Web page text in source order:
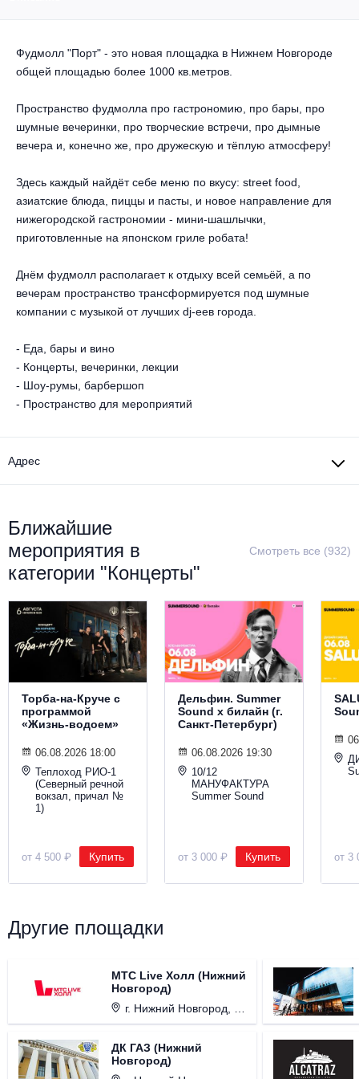
Альтернатива
Круиз Фест
Джаз и блюз
Рок
Металл
Комедия
Балет
Драма
Спектакль
Детский спектакль
Детское шоу
Фудмолл "Порт" - это новая площадка в Нижнем Новгороде
общей площадью более 1000 кв.метров.
Пространство фудмолла про гастрономию, про бары, про
шумные вечеринки, про творческие встречи, про дымные
вечера и, конечно же, про дружескую и тёплую атмосферу!
Здесь каждый найдёт себе меню по вкусу: street food,
азиатские блюда, пиццы и пасты, и новое направление для
нижегородской гастрономии - мини-шашлычки,
приготовленные на японском гриле робата!
Днём фудмолл располагает к отдыху всей семьёй, а по
вечерам пространство трансформируется под шумные
компании с музыкой от лучших dj-еев города.
- Еда, бары и вино
- Концерты, вечеринки, лекции
- Шоу-румы, барбершоп
- Пространство для мероприятий
Адрес
Ближайшие
мероприятия в
категории "Концерты"
Смотреть все (932)
Торба-на-Круче с
программой
«Жизнь-водоем»
06.08.2026 18:00
Теплоход РИО-1
(Северный речной
вокзал, причал №
1)
от 4 500 ₽ Купить
Дельфин. Summer
Sound х билайн (г.
Санкт-Петербург)
06.08.2026 19:30
10/12
МАНУФАКТУРА
Summer Sound
от 3 000 ₽ Купить от 3
Другие площадки
МТС Live Холл (Нижний
Новгород)
г. Нижний Новгород, Площадь Октябрьская, д. 1.
ДК ГАЗ (Нижний
Новгород)